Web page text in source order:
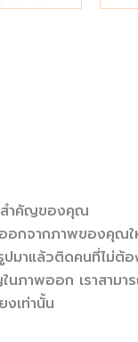
สำคัญของคุณ
อกจากภาพของคุณ
แล้วติดคนที่ไม่ต้อง
ภาพออก เราสามา
เท่านั้น